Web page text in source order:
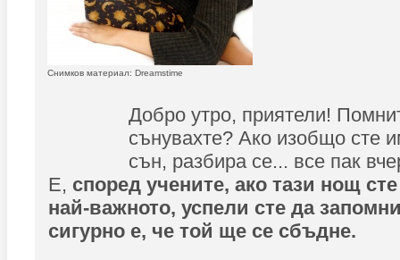
Снимков материал: Dreamstime
Добро утро, приятели!
сънувахте? Ако изобщо сте
сън, разбира се... все пак
Е, според учените, ако тази нощ
най-важното, успели сте да
сигурно е, че той ще се сбъдне.